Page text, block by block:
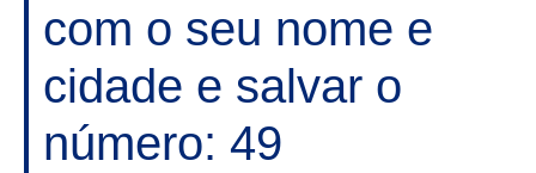
com o seu nome e
cidade e salvar o
número: 49